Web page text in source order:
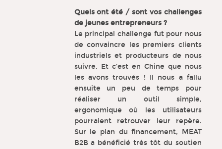
Quels ont été / sont vos challenges
de jeunes entrepreneurs ?
Le principal challenge fut pour nous
de convaincre les premiers clients
industriels et producteurs de nous
suivre. Et c’est en Chine que nous
les avons trouvés ! Il nous a fallu
ensuite un peu de temps pour
réaliser un outil simple,
ergonomique où les utilisateurs
pourraient retrouver leur repère.
Sur le plan du financement, MEAT
B2B a bénéficié très tôt du soutien